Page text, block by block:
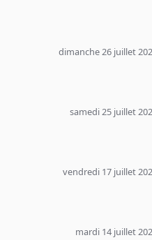
dimanche 26 juillet
samedi 25 juillet
vendredi 17 juillet
mardi 14 juillet